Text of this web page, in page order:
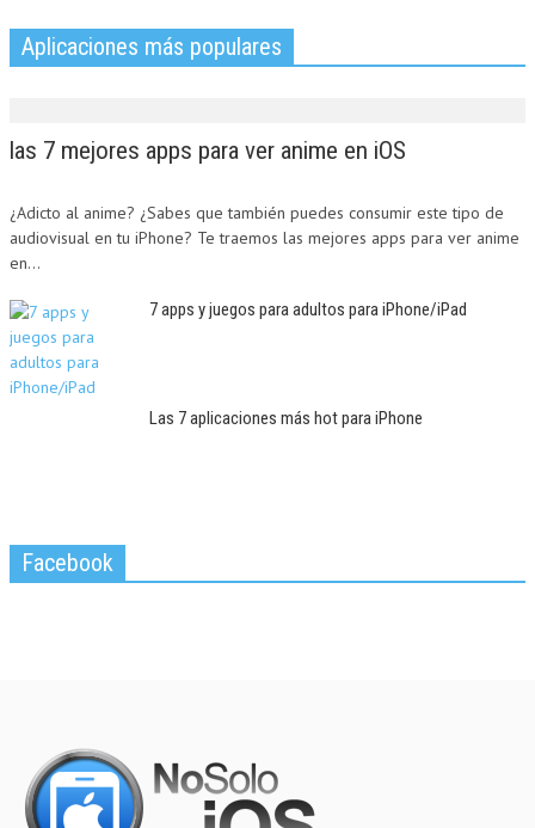
Aplicaciones más populares
las 7 mejores apps para ver anime en iOS
¿Adicto al anime? ¿Sabes que también puedes consumir este tipo de
audiovisual en tu iPhone? Te traemos las mejores apps para ver anime
en...
7 apps y juegos para adultos para iPhone/iPad
Las 7 aplicaciones más hot para iPhone
Facebook